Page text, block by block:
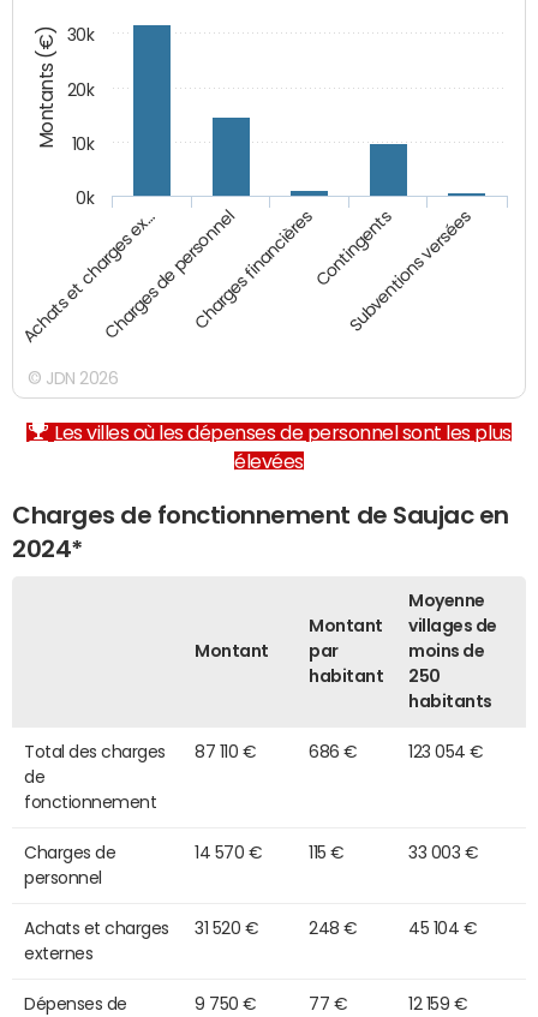
Montants (€)
Achats et charges ex…Charges de personnelCharges financièresContingents
Subventions versées
0k
10k
20k
30k
© JDN 2026
Les villes où les dépenses de personnel sont les plus
élevées
Charges de fonctionnement de Saujac en
2024*
Montant
Montant
par
habitant
Moyenne
villages de
moins de
250
habitants
Total des charges
de
fonctionnement
87 110 € 686 € 123 054 €
Charges de
personnel
14 570 € 115 € 33 003 €
Achats et charges
externes
31 520 € 248 € 45 104 €
Dépenses de 9 750 € 77 € 12 159 €